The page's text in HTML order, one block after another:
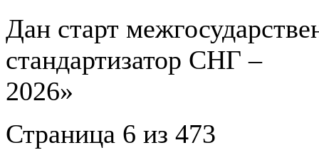
Дан старт
стандартизатор СНГ –
2026»
Страница 6 из 473